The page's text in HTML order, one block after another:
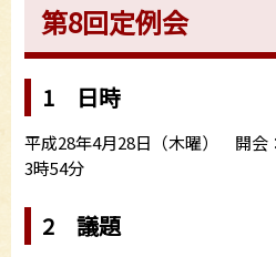
第8回定例会
1 日時
平成28年4月28日（木曜） 開
3時54分
2 議題